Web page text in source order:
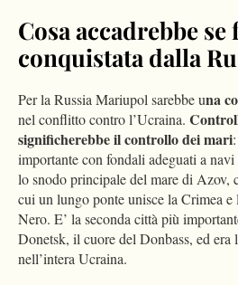
Cosa accadrebbe se
conquistata dalla
Per la Russia Mariupol sarebbe una
nel conflitto contro l’Ucraina.
significherebbe il controllo dei mari
importante con fondali adeguati a
lo snodo principale del mare di Azov,
cui un lungo ponte unisce la Crimea e
Nero. E’ la seconda città più
Donetsk, il cuore del Donbass, ed era
nell’intera Ucraina.